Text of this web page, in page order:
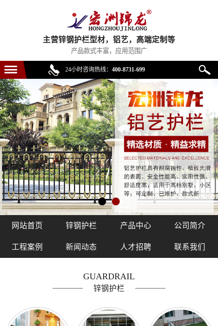
主营锌钢护栏型材，铝艺，高端定制等
产品款式丰富，应用范围广
24小时咨询热线：400-8731-699
网站首页 锌钢护栏 产品中心 公司简介
工程案例 新闻动态 人才招聘 联系我们
GUARDRAIL
锌钢护栏